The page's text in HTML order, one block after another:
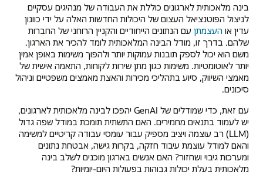
בינה מלאכותית לארגונים כוללת את העבודה של מנהיגים עסקיים
לניצול הפוטנציאל העצום של היכולות החדשות האלה על ידי כוונון
עדין או העצמתן עם הנתונים הייחודיים והקניין הרוחני של החברות
שלהם. בדרך זו, מודל הבינה המלאכותית לומד להכיר את הארגון.
משם הוא יכול לספק תובנות עמוקות יותר ולהפוך משימות באופן אמין
יותר לאוטומטיות. משימות כגון מתן שירות לקוחות, התאמה אישית של
מאמצי השיווק, סיוע בתהליכי מכירות והאצת מאמצים משפטיים וניהול
סיכונים.
עם זאת, כדי שמודלים של GenAI יהפכו לבינה מלאכותית לארגונים,
יש לעמוד בתנאים מחמירים. האם התשתית תומכת במודל שפה גדול
(LLM) רב עוצמה ויציב מספיק עבור עומסי עבודה קריטיים למשימה
והאם למודל עוצמת עיבוד חזקה, בקרות גישה, אבטחת נתונים
ומערכות גיבוי ושחזור? האם אנשים בארגון מוכנים לשלב בינה
מלאכותית בעלת יכולות גבוהות בפעולות היום-יומיות?